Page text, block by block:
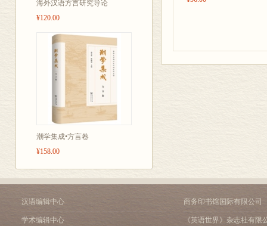
海外汉语方言研究导论
¥120.00
潮学集成•方言卷
¥158.00
汉语编辑中心
学术编辑中心
商务印书馆国际有限公司
《英语世界》杂志社有限